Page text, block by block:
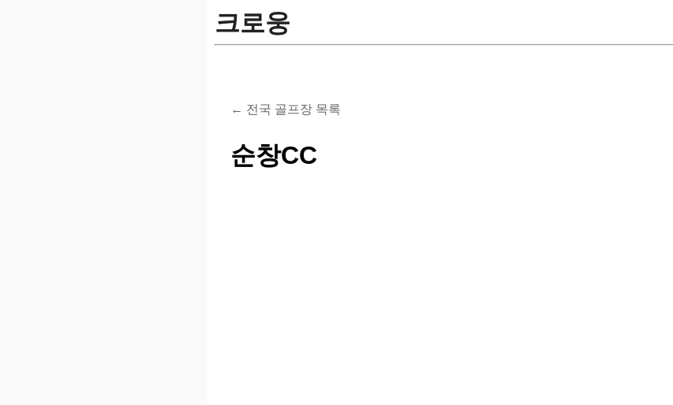
크로웅
← 전국 골프장 목록
순창CC